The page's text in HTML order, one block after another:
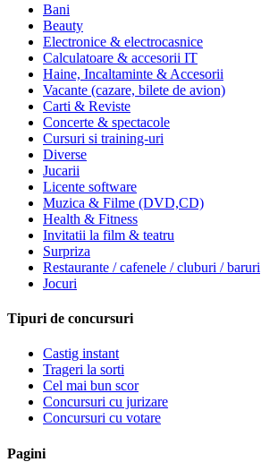
Bani
Beauty
Electronice & electrocasnice
Calculatoare & accesorii IT
Haine, Incaltaminte & Accesorii
Vacante (cazare, bilete de avion)
Carti & Reviste
Concerte & spectacole
Cursuri si training-uri
Diverse
Jucarii
Licente software
Muzica & Filme (DVD,CD)
Health & Fitness
Invitatii la film & teatru
Surpriza
Restaurante / cafenele / cluburi / baruri
Jocuri
Tipuri de concursuri
Castig instant
Trageri la sorti
Cel mai bun scor
Concursuri cu jurizare
Concursuri cu votare
Pagini